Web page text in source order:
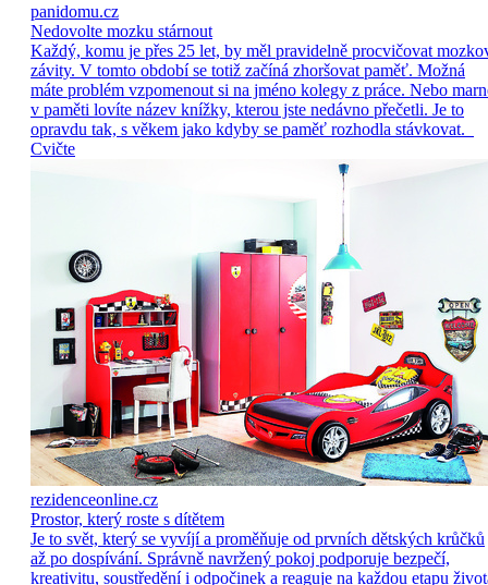
panidomu.cz
Nedovolte mozku stárnout
Každý, komu je přes 25 let, by měl pravidelně procvičovat
závity. V tomto období se totiž začíná zhoršovat paměť. Možná
máte problém vzpomenout si na jméno kolegy z práce. Nebo
v paměti lovíte název knížky, kterou jste nedávno přečetli. Je to
opravdu tak, s věkem jako kdyby se paměť rozhodla stávkovat.
Cvičte
rezidenceonline.cz
Prostor, který roste s dítětem
Je to svět, který se vyvíjí a proměňuje od prvních dětských krůčků
až po dospívání. Správně navržený pokoj podporuje bezpečí,
kreativitu, soustředění i odpočinek a reaguje na každou etapu